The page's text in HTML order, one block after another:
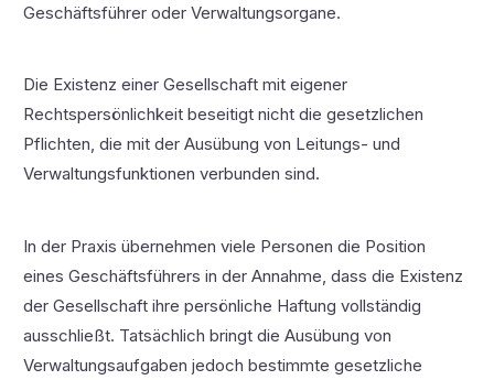
Geschäftsführer oder Verwaltungsorgane.
Die Existenz einer Gesellschaft mit eigener
Rechtspersönlichkeit beseitigt nicht die gesetzlichen
Pflichten, die mit der Ausübung von Leitungs- und
Verwaltungsfunktionen verbunden sind.
In der Praxis übernehmen viele Personen die Position
eines Geschäftsführers in der Annahme, dass die Existenz
der Gesellschaft ihre persönliche Haftung vollständig
ausschließt. Tatsächlich bringt die Ausübung von
Verwaltungsaufgaben jedoch bestimmte gesetzliche